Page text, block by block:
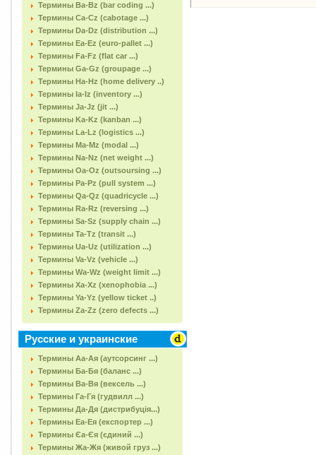
Термины Ba-Bz (bar coding ...)
Термины Ca-Cz (cabotage ...)
Термины Da-Dz (distribution ...)
Термины Ea-Ez (euro-pallet ...)
Термины Fa-Fz (flat car ...)
Термины Ga-Gz (groupage ...)
Термины Ha-Hz (home delivery ..)
Термины Ia-Iz (inventory ...)
Термины Ja-Jz (jit ...)
Термины Ka-Kz (kanban ...)
Термины La-Lz (logistics ...)
Термины Ma-Mz (modal ...)
Термины Na-Nz (net weight ...)
Термины Oa-Oz (outsoursing ...)
Термины Pa-Pz (pull system ...)
Термины Qa-Qz (quadricycle ...)
Термины Ra-Rz (reversing ...)
Термины Sa-Sz (supply chain ...)
Термины Ta-Tz (transit ...)
Термины Ua-Uz (utilization ...)
Термины Va-Vz (vehicle ...)
Термины Wa-Wz (weight limit ...)
Термины Xa-Xz (xenophobia ...)
Термины Ya-Yz (yellow ticket ..)
Термины Za-Zz (zero defects ...)
Русские и украинские
Термины Аа-Ая (аутсорсинг ...)
Термины Ба-Бя (баланс ...)
Термины Ва-Вя (вексель ...)
Термины Га-Гя (гудвилл ...)
Термины Да-Дя (дистрибуція...)
Термины Еа-Ея (експортер ...)
Термины Єа-Єя (єдиний ...)
Термины Жа-Жя (живой груз ...)